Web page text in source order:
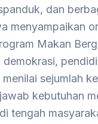
dan
menyampaikan
Makan
sejumlah
kebutuhan
tengah